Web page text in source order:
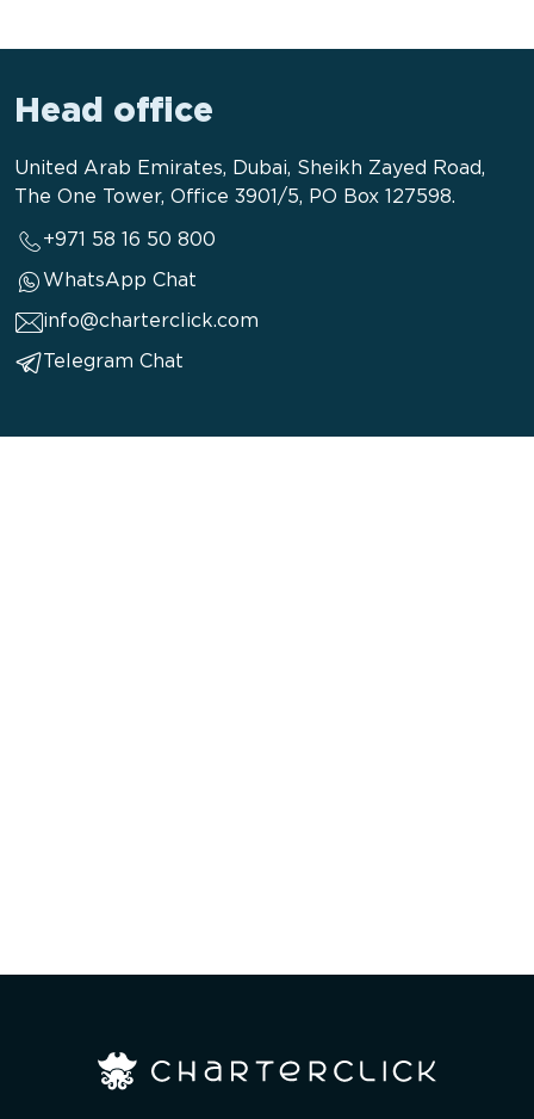
Head office
United Arab Emirates, Dubai, Sheikh Zayed Road,
The One Tower, Office 3901/5, PO Box 127598.
+971 58 16 50 800
WhatsApp Chat
info@charterclick.com
Telegram Chat